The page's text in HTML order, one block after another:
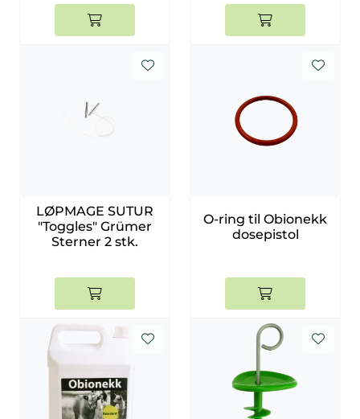
LØPMAGE SUTUR
"Toggles" Grümer
Sterner 2 stk.
O-ring til Obionekk
dosepistol